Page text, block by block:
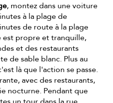
, montez dans une voiture
à la plage de
de route à la plage
est propre et tranquille,
et des restaurants
de sable blanc. Plus au
là que l'action se passe.
avec des restaurants,
nocturne. Pendant que